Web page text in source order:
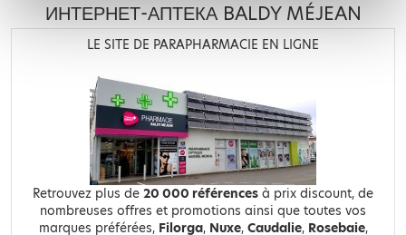
ИНТЕРНЕТ-АПТЕКА BALDY MÉJEAN
LE SITE DE PARAPHARMACIE EN LIGNE
Retrouvez plus de 20 000 références à prix discount, de
nombreuses offres et promotions ainsi que toutes vos
marques préférées, Filorga, Nuxe, Caudalie, Rosebaie,